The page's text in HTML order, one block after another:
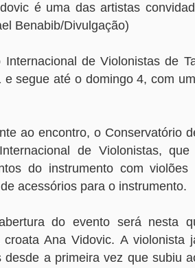
é uma das artistas
Benabib/Divulgação)
Internacional de Violonistas de
e segue até o domingo 4, com
ao encontro, o Conservatório
de Violonistas,
do instrumento com
acessórios para o instrumento.
do evento será nesta
croata Ana Vidovic. A violonista
desde a primeira vez que subiu